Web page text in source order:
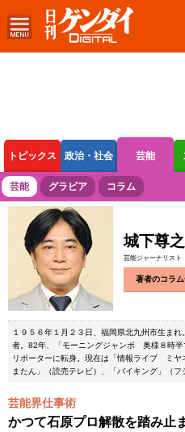
トピックス 政治・社会 芸能
ボートレース 競輪 オートレース
芸能 グラビア コラム
城下尊之
芸能ジャーナリスト
著者のコラ
１９５６年１月２３日、福岡県北九州市生ま
者。82年、「モーニングジャンボ 奥様８時
リポーターに転身。現在は「情報ライブ ミ
またん」（読売テレビ）、「バイキング」（フ
芸能界仕事術
かつて石原プロ解散を踏み止